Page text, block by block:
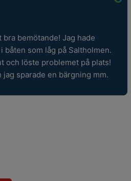
bemötande! Jag hade
båten som låg på Saltholmen.
och löste problemet på plats!
sparade en bärgning mm.